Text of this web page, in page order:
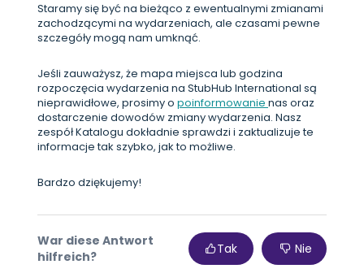
Staramy się być na bieżąco z ewentualnymi zmianami
zachodzącymi na wydarzeniach, ale czasami pewne
szczegóły mogą nam umknąć.
Jeśli zauważysz, że mapa miejsca lub godzina
rozpoczęcia wydarzenia na StubHub International są
nieprawidłowe, prosimy o poinformowanie nas oraz
dostarczenie dowodów zmiany wydarzenia. Nasz
zespół Katalogu dokładnie sprawdzi i zaktualizuje te
informacje tak szybko, jak to możliwe.
Bardzo dziękujemy!
War diese Antwort
hilfreich?
Tak Nie